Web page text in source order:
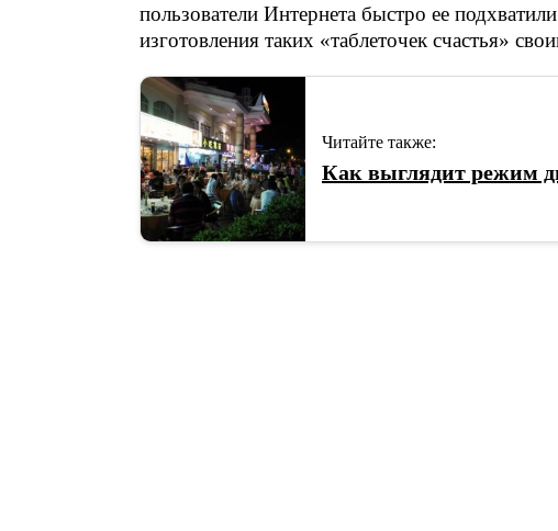
пользователи Интернета быстро ее
изготовления таких «таблеточек счастья»
Читайте также:
Как выглядит режим